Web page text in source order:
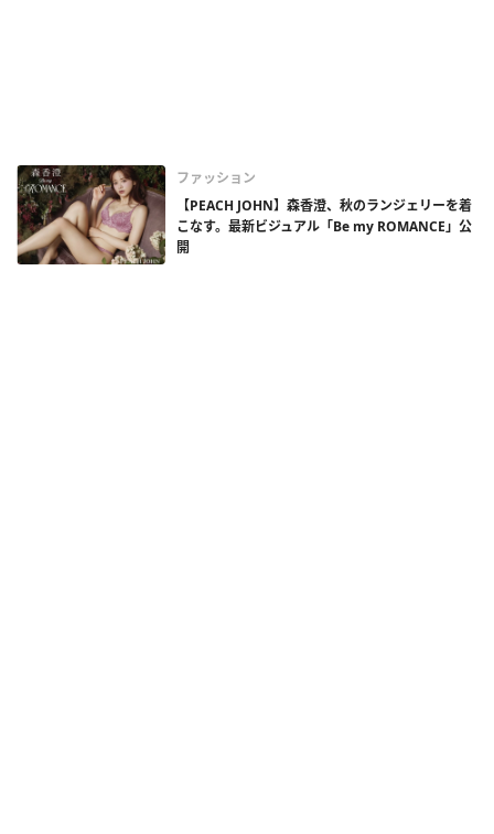
ファッション
【PEACH JOHN】森香澄、秋のランジェリーを着
こなす。最新ビジュアル「Be my ROMANCE」公
開